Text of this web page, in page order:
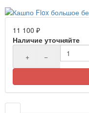
11 100 ₽
Наличие уточняйте
+
−